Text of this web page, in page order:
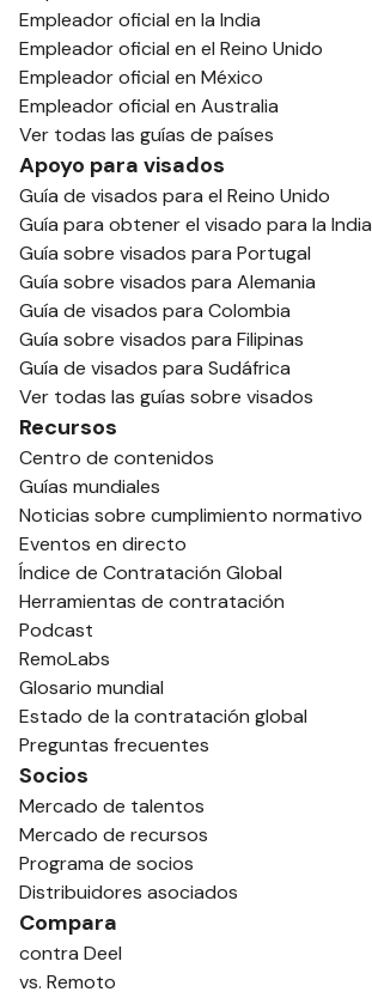
Empleador oficial en la India
Empleador oficial en el Reino Unido
Empleador oficial en México
Empleador oficial en Australia
Ver todas las guías de países
Apoyo para visados
Guía de visados para el Reino Unido
Guía para obtener el visado para la India
Guía sobre visados para Portugal
Guía sobre visados para Alemania
Guía de visados para Colombia
Guía sobre visados para Filipinas
Guía de visados para Sudáfrica
Ver todas las guías sobre visados
Recursos
Centro de contenidos
Guías mundiales
Noticias sobre cumplimiento normativo
Eventos en directo
Índice de Contratación Global
Herramientas de contratación
Podcast
RemoLabs
Glosario mundial
Estado de la contratación global
Preguntas frecuentes
Socios
Mercado de talentos
Mercado de recursos
Programa de socios
Distribuidores asociados
Compara
contra Deel
vs. Remoto